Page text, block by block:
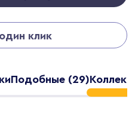
клик
Подобные (29)